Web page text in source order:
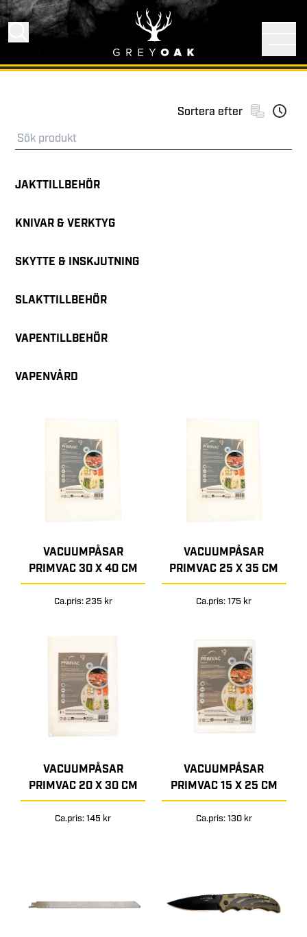
Sortera efter
JAKTTILLBEHÖR
KNIVAR & VERKTYG
SKYTTE & INSKJUTNING
SLAKTTILLBEHÖR
VAPENTILLBEHÖR
VAPENVÅRD
VACUUMPÅSAR
PRIMVAC 30 X 40 CM
Ca.pris: 235 kr
VACUUMPÅSAR
PRIMVAC 25 X 35 CM
Ca.pris: 175 kr
VACUUMPÅSAR
PRIMVAC 20 X 30 CM
Ca.pris: 145 kr
VACUUMPÅSAR
PRIMVAC 15 X 25 CM
Ca.pris: 130 kr